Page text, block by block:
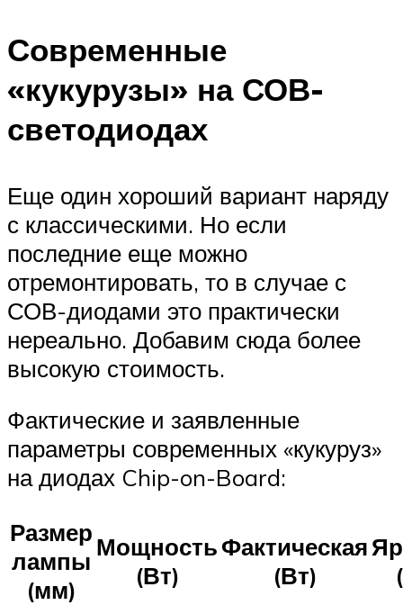
Современные
«кукурузы» на СОВ-
светодиодах
Еще один хороший вариант наряду
с классическими. Но если
последние еще можно
отремонтировать, то в случае с
СОВ-диодами это практически
нереально. Добавим сюда более
высокую стоимость.
Фактические и заявленные
параметры современных «кукуруз»
на диодах Chip-on-Board:
Размер
лампы
(мм)
Мощность
(Вт)
Фактическая
(Вт)